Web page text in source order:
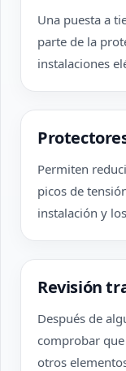
Una puesta a
parte de la
instalaciones
Permiten
picos de
instalación y
Revisión
Después de
comprobar
otros